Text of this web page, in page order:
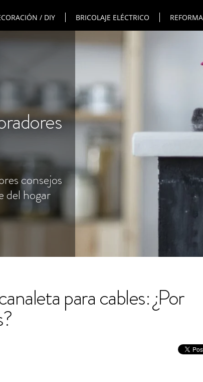
/ DIY BRICOLAJE ELÉCTRICO
consejos
del hogar
para cables: ¿Por